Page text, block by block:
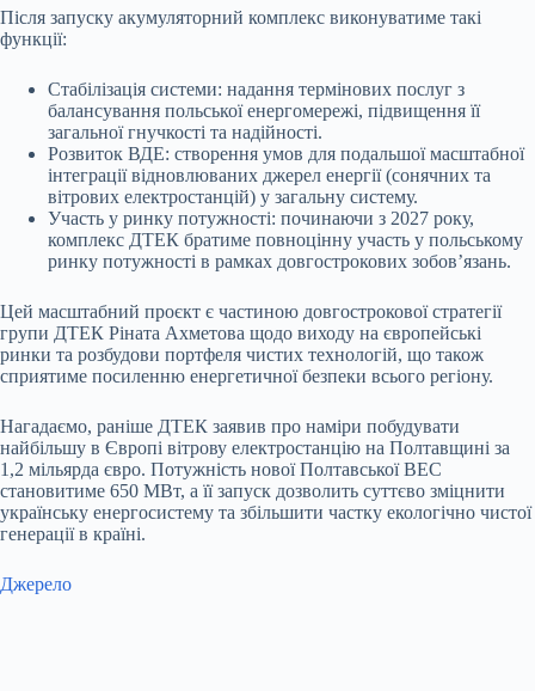
Після запуску акумуляторний комплекс виконуватиме такі
функції:
Стабілізація системи: надання термінових послуг з
балансування польської енергомережі, підвищення її
загальної гнучкості та надійності.
Розвиток ВДЕ: створення умов для подальшої масштабної
інтеграції відновлюваних джерел енергії (сонячних та
вітрових електростанцій) у загальну систему.
Участь у ринку потужності: починаючи з 2027 року,
комплекс ДТЕК братиме повноцінну участь у польському
ринку потужності в рамках довгострокових зобов’язань.
Цей масштабний проєкт є частиною довгострокової стратегії
групи ДТЕК Ріната Ахметова щодо виходу на європейські
ринки та розбудови портфеля чистих технологій, що також
сприятиме посиленню енергетичної безпеки всього регіону.
Нагадаємо, раніше ДТЕК заявив про наміри побудувати
найбільшу в Європі вітрову електростанцію на Полтавщині за
1,2 мільярда євро. Потужність нової Полтавської ВЕС
становитиме 650 МВт, а її запуск дозволить суттєво зміцнити
українську енергосистему та збільшити частку екологічно чистої
генерації в країні.
Джерело